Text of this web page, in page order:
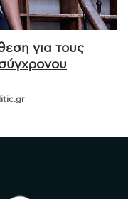
για τους